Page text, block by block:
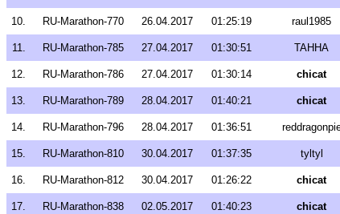
10. RU-Marathon-770 26.04.2017 01:25:19 raul1985
11. RU-Marathon-785 27.04.2017 01:30:51 TAHHA
12. RU-Marathon-786 27.04.2017 01:30:14 chicat
13. RU-Marathon-789 28.04.2017 01:40:21 chicat
14. RU-Marathon-796 28.04.2017 01:36:51
15. RU-Marathon-810 30.04.2017 01:37:35 tyltyl
16. RU-Marathon-812 30.04.2017 01:26:22 chicat
17. RU-Marathon-838 02.05.2017 01:40:23 chicat